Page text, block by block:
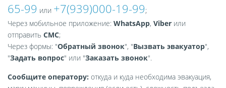
65-99 или +7(939)000-19-99;
Через мобильное приложение: WhatsApp, Viber или
отправить СМС;
Через формы: "Обратный звонок", "Вызвать эвакуатор",
"Задать вопрос" или "Заказать звонок".
Сообщите оператору: откуда и куда необходима эвакуация,